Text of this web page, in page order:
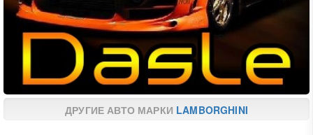
ДРУГИЕ АВТО МАРКИ LAMBORGHINI